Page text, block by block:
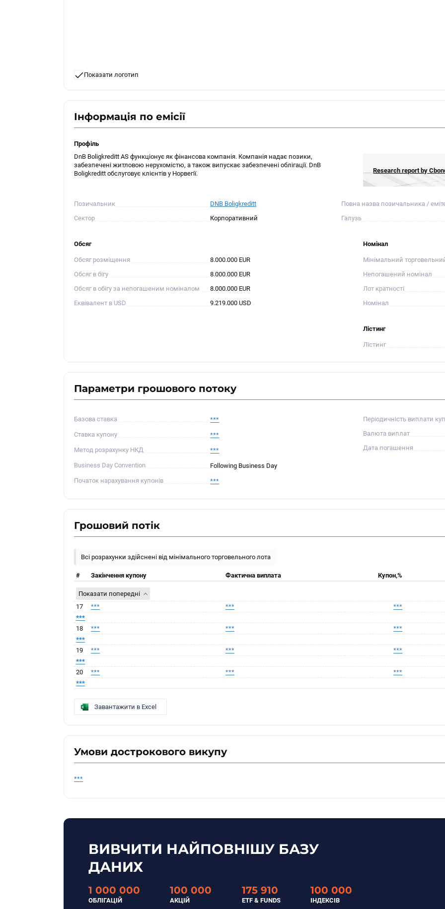
Показати логотип
Інформація по емісії
Профіль
DnB Boligkreditt AS функціонує як фінансова компанія. Компанія надає позики,
забезпечені житловою нерухомістю, а також випускає забезпечені облігації. DnB
Boligkreditt обслуговує клієнтів у Норвегії.
Research report by
Позичальник DNB Boligkreditt Повна назва позичальника /
Сектор
Корпоративний Галузь
Обсяг
Обсяг розміщення
8.000.000 EUR
Обсяг в бігу
8.000.000 EUR
Обсяг в обігу за непогашеним номіналом
8.000.000 EUR
Еквівалент в USD
9.219.000 USD
Номінал
Мінімальний
Непогашений номінал
Лот кратності
Номінал
Лістинг
Лістинг
Параметри грошового потоку
Базова ставка
***
Ставка купону
***
Метод розрахунку НКД
***
Business Day Convention
Following Business Day
Початок нарахування купонів
***
Періодичність виплати
Валюта виплат
Дата погашення
Грошовий потік
Всі розрахунки здійснені від мінімального торговельного лота
# Закінчення купону Фактична виплата Купон,%
Показати попередні
17
*** *** ***
***
18
*** *** ***
***
19
*** *** ***
***
20
*** *** ***
***
Завантажити в Excel
Умови дострокового викупу
***
ВИВЧИТИ НАЙПОВНІШУ БАЗУ
ДАНИХ
1 000 000
ОБЛІГАЦІЙ
100 000
АКЦІЙ
175 910
ETF & FUNDS
100 000
ІНДЕКСІВ